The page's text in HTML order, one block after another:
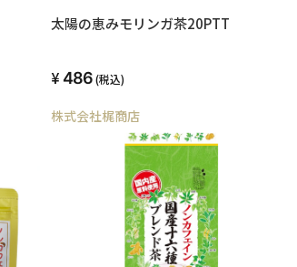
太陽の恵みモリンガ茶20PTT
486(税込)
株式会社梶商店